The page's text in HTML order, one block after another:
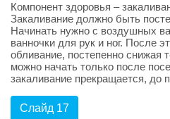
Компонент здоровья –
Закаливание должно быть
Начинать нужно с воздушных
ванночки для рук и ног. После
обливание, постепенно снижая
можно начать только после
закаливание прекращается, до
Слайд 17